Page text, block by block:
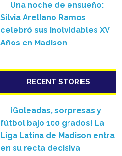
Una noche de ensueño:
Silvia Arellano Ramos
celebró sus inolvidables XV
Años en Madison
RECENT STORIES
¡Goleadas, sorpresas y
fútbol bajo 100 grados! La
Liga Latina de Madison entra
en su recta decisiva